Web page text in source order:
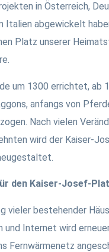
in Österreich,
Italien abgewickelt
Platz unserer
um 1300 errichtet, ab
anfangs von
Nach vielen
wird der Kaiser-
den Kaiser-Josef-
vieler bestehender
und Internet wird
Fernwärmenetz